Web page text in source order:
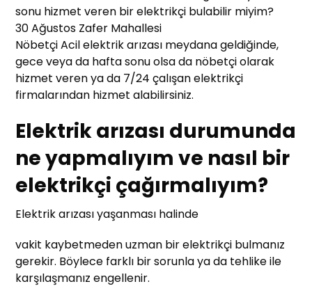
sonu hizmet veren bir elektrikçi bulabilir miyim?
30 Ağustos Zafer Mahallesi
Nöbetçi Acil elektrik arızası meydana geldiğinde,
gece veya da hafta sonu olsa da nöbetçi olarak
hizmet veren ya da 7/24 çalışan elektrikçi
firmalarından hizmet alabilirsiniz.
Elektrik arızası durumunda
ne yapmalıyım ve nasıl bir
elektrikçi çağırmalıyım?
Elektrik arızası yaşanması halinde
vakit kaybetmeden uzman bir elektrikçi bulmanız
gerekir. Böylece farklı bir sorunla ya da tehlike ile
karşılaşmanız engellenir.